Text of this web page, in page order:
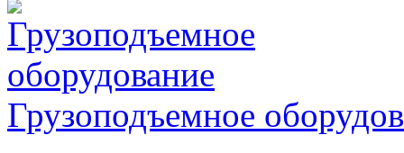
Грузоподъемное